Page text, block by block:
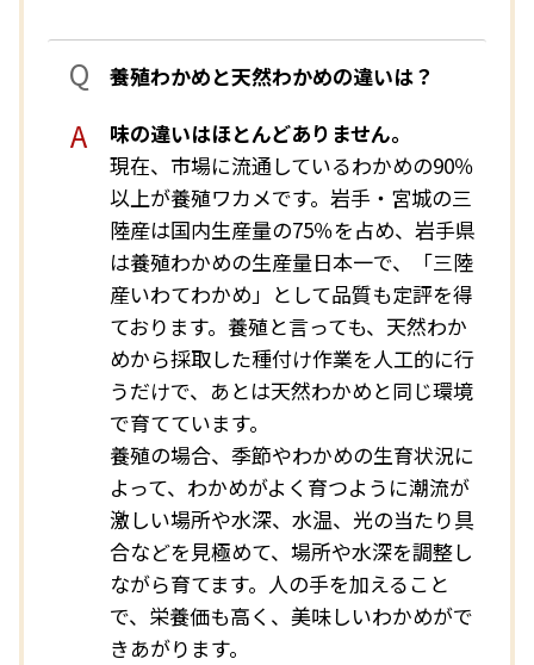
養殖わかめと天然わかめの違いは？
味の違いはほとんどありません。
現在、市場に流通しているわかめの90％
以上が養殖ワカメです。岩手・宮城の三
陸産は国内生産量の75％を占め、岩手県
は養殖わかめの生産量日本一で、「三陸
産いわてわかめ」として品質も定評を得
ております。養殖と言っても、天然わか
めから採取した種付け作業を人工的に行
うだけで、あとは天然わかめと同じ環境
で育てています。
養殖の場合、季節やわかめの生育状況に
よって、わかめがよく育つように潮流が
激しい場所や水深、水温、光の当たり具
合などを見極めて、場所や水深を調整し
ながら育てます。人の手を加えること
で、栄養価も高く、美味しいわかめがで
きあがります。